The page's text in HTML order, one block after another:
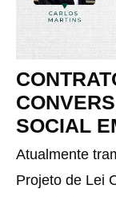
SOCIAL
Atualmente
Projeto de Lei